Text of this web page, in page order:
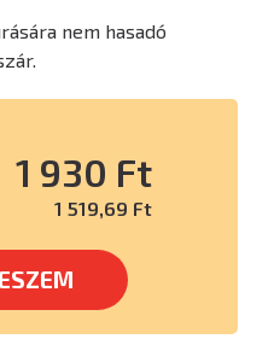
nem hasadó
1 930 Ft
1 519,69 Ft